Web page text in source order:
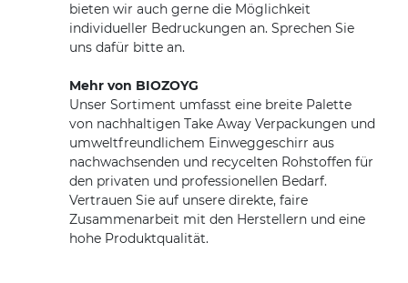
bieten wir auch gerne die Möglichkeit
individueller Bedruckungen an. Sprechen Sie
uns dafür bitte an.
Mehr von BIOZOYG
Unser Sortiment umfasst eine breite Palette
von nachhaltigen Take Away Verpackungen und
umweltfreundlichem Einweggeschirr aus
nachwachsenden und recycelten Rohstoffen für
den privaten und professionellen Bedarf.
Vertrauen Sie auf unsere direkte, faire
Zusammenarbeit mit den Herstellern und eine
hohe Produktqualität.